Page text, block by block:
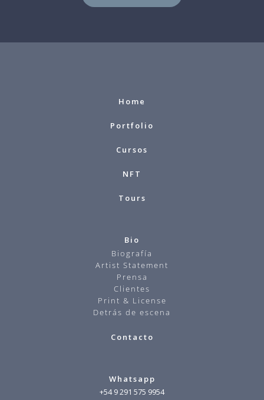
Home
Portfolio
Cursos
NFT
Tours
Bio
Biografía
Artist Statement
Prensa
Clientes
Print & License
Detrás de escena
Contacto
Whatsapp
+54 9 291 575 9954